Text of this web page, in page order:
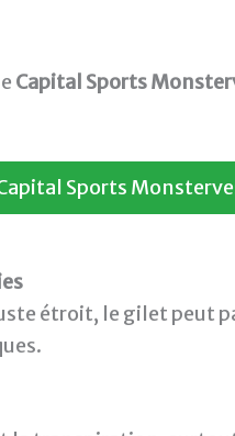
Capital Sports
Sports
étroit, le gilet peut